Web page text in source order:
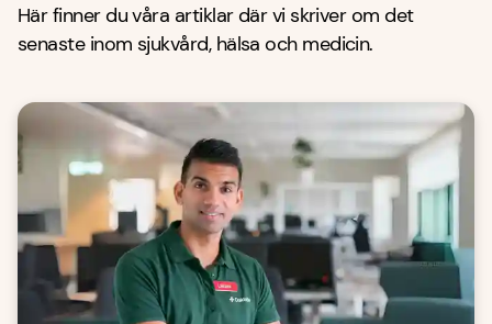
Här finner du våra artiklar där vi skriver om det
senaste inom sjukvård, hälsa och medicin.